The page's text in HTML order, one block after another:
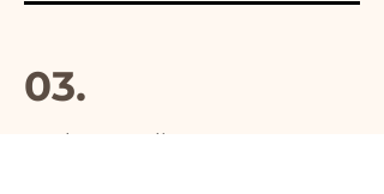
03.
Hecho en Italia